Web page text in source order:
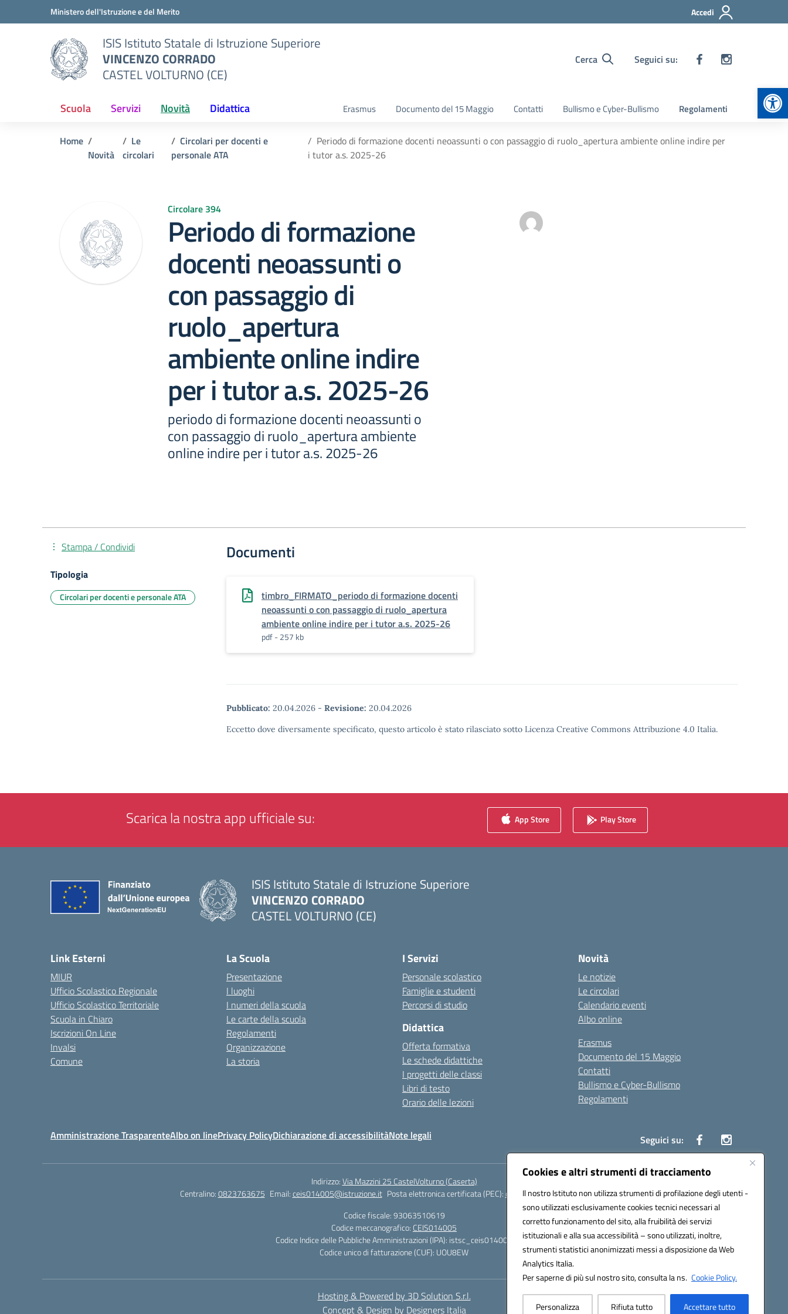
Cookies e altri strumenti di tracciamento
Il nostro Istituto non utilizza strumenti di profilazione degli utenti -
sono utilizzati esclusivamente cookies tecnici necessari al
corretto funzionamento del sito, alla fruibilità dei servizi
istituzionali e alla sua accessibilità – sono utilizzati, inoltre,
strumenti statistici anonimizzati messi a disposizione da Web
Analytics Italia.
Per saperne di più sul nostro sito, consulta la ns. Cookie Policy.
Personalizza Rifiuta tutto Accettare tutto
Vai ai contenuti
Vai al menu di navigazioneMinistero dell'Istruzione e del Merito Accedi
ISIS Istituto Statale di Istruzione Superiore
VINCENZO CORRADO
CASTEL VOLTURNO (CE)
Cerca Seguici su:
Scuola Servizi Novità Didattica Erasmus Documento del 15 Maggio Contatti Bullismo e Cyber-Bullismo Regolamenti
Home
Novità
Le
circolari
Circolari per docenti e
personale ATA
Periodo di formazione docenti neoassunti o con passaggio di ruolo_apertura ambiente online indire per
i tutor a.s. 2025-26
Circolare 394
Periodo di formazione
docenti neoassunti o
con passaggio di
ruolo_apertura
ambiente online indire
per i tutor a.s. 2025-26
periodo di formazione docenti neoassunti o
con passaggio di ruolo_apertura ambiente
online indire per i tutor a.s. 2025-26
Documenti
timbro_FIRMATO_periodo di formazione docenti
neoassunti o con passaggio di ruolo_apertura
ambiente online indire per i tutor a.s. 2025-26
pdf - 257 kb
Pubblicato: 20.04.2026 - Revisione: 20.04.2026
Eccetto dove diversamente specificato, questo articolo è stato rilasciato sotto Licenza Creative Commons Attribuzione 4.0 Italia.
Stampa / Condividi
Tipologia
Circolari per docenti e personale ATA
Scarica la nostra app ufficiale su: App Store Play Store
ISIS Istituto Statale di Istruzione Superiore
VINCENZO CORRADO
CASTEL VOLTURNO (CE)
Link Esterni
MIUR
Ufficio Scolastico Regionale
Ufficio Scolastico Territoriale
Scuola in Chiaro
Iscrizioni On Line
Invalsi
Comune
La Scuola
Presentazione
I luoghi
I numeri della scuola
Le carte della scuola
Regolamenti
Organizzazione
La storia
I Servizi
Personale scolastico
Famiglie e studenti
Percorsi di studio
Didattica
Offerta formativa
Le schede didattiche
I progetti delle classi
Libri di testo
Orario delle lezioni
Novità
Le notizie
Le circolari
Calendario eventi
Albo online
Erasmus
Documento del 15 Maggio
Contatti
Bullismo e Cyber-Bullismo
Regolamenti
Amministrazione TrasparenteAlbo on linePrivacy PolicyDichiarazione di accessibilitàNote legali Seguici su:
Indirizzo:Via Mazzini 25 CastelVolturno (Caserta)
Centralino:0823763675 Email:ceis014005@istruzione.it Posta elettronica certificata (PEC):ceis014005@pec.istruzione.it
Codice fiscale: 93063510619
Codice meccanografico: CEIS014005
Codice Indice delle Pubbliche Amministrazioni (IPA): istsc_ceis014005
Codice unico di fatturazione (CUF): UOU8EW
Hosting & Powered by 3D Solution S.r.l.
Concept & Design by Designers Italia